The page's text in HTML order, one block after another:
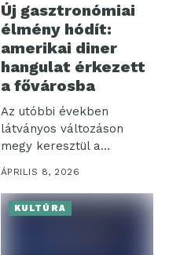
Új gasztronómiai
élmény hódít:
amerikai diner
hangulat érkezett
a fővárosba
Az utóbbi években
látványos változáson
megy keresztül a
vendéglátóipar: egyre
nagyobb hangsúlyt...
ÁPRILIS 8, 2026
KULTÚRA